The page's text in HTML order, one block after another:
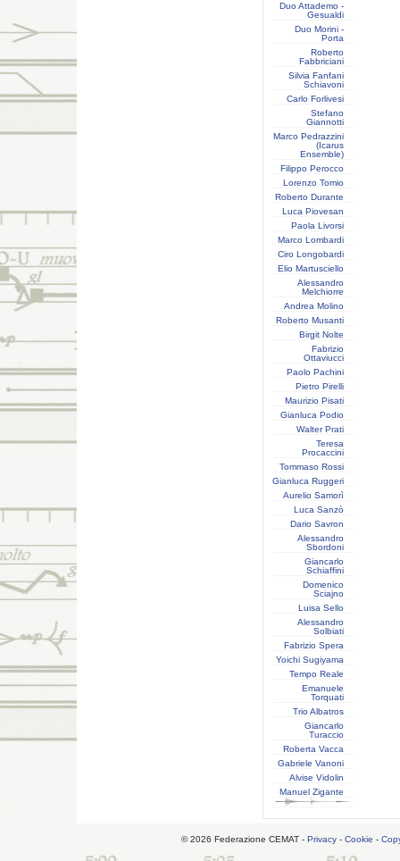
Duo Attademo -
Gesualdi
Duo Morini -
Porta
Roberto
Fabbriciani
Silvia Fanfani
Schiavoni
Carlo Forlivesi
Stefano
Giannotti
Marco Pedrazzini
(Icarus
Ensemble)
Filippo Perocco
Lorenzo Tomio
Roberto Durante
Luca Piovesan
Paola Livorsi
Marco Lombardi
Ciro Longobardi
Elio Martusciello
Alessandro
Melchiorre
Andrea Molino
Roberto Musanti
Birgit Nolte
Fabrizio
Ottaviucci
Paolo Pachini
Pietro Pirelli
Maurizio Pisati
Gianluca Podio
Walter Prati
Teresa
Procaccini
Tommaso Rossi
Gianluca Ruggeri
Aurelio Samorì
Luca Sanzò
Dario Savron
Alessandro
Sbordoni
Giancarlo
Schiaffini
Domenico
Sciajno
Luisa Sello
Alessandro
Solbiati
Fabrizio Spera
Yoichi Sugiyama
Tempo Reale
Emanuele
Torquati
Trio Albatros
Giancarlo
Turaccio
Roberta Vacca
Gabriele Vanoni
Alvise Vidolin
Manuel Zigante
© 2026 Federazione CEMAT - Privacy - Cookie -